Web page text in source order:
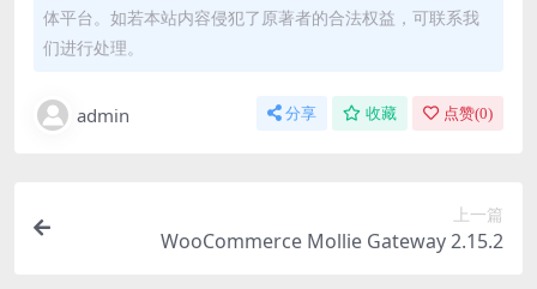
体平台。如若本站内容侵犯了原著者的合法权益，可联系我
们进行处理。
admin 分享 收藏 点赞(0)
上一篇
WooCommerce Mollie Gateway 2.15.2